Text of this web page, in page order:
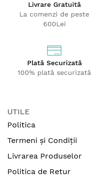
Livrare Gratuită
La comenzi de peste
600Lei
Plată Securizată
100% plată securizată
UTILE
Politica
Termeni și Condiții
Livrarea Produselor
Politica de Retur